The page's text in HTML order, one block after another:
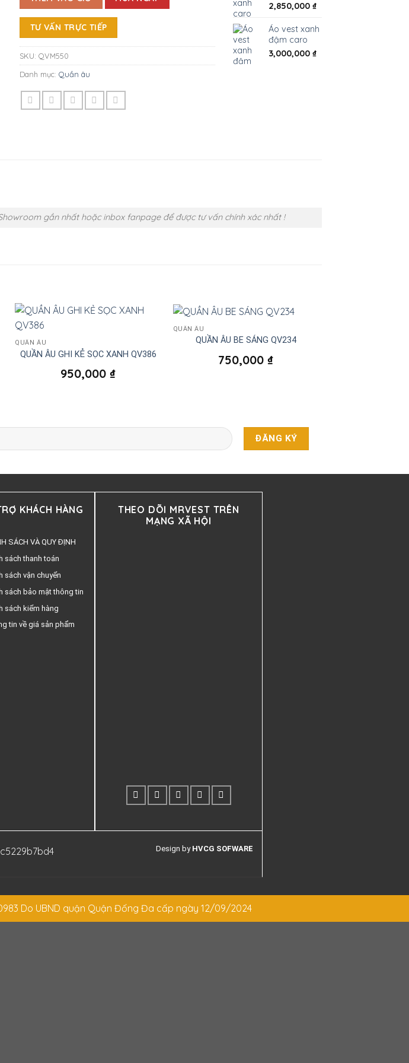
TƯ VẤN TRỰC TIẾP
SKU: QVM550
Danh mục: Quần âu
2,850,000 ₫
Áo vest xanh
đậm caro
3,000,000 ₫
gần nhất hoặc inbox fanpage để được tư vấn chính xác nhất !
QUẦN ÂU
QUẦN ÂU GHI KẺ SỌC XANH QV386
950,000₫
QUẦN ÂU
QUẦN ÂU BE SÁNG QV234
750,000₫
KHÁCH HÀNG
SÁCH VÀ QUY ĐỊNH
sách thanh toán
sách vận chuyển
sách bảo mật thông tin
sách kiểm hàng
tin về giá sản phẩm
THEO DÕI MRVEST TRÊN
MẠNG XÃ HỘI
Design by HVCG SOFWARE
Do UBND quận Quận Đống Đa cấp ngày 12/09/2024